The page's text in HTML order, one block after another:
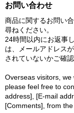
お問い合わせ
商品に関するお問い
尋ねください。
24時間以内にお返事
は、メールアドレス
されていないかご確認
Overseas visitors, we
please feel free to
address], [E-mail
[Comments], from